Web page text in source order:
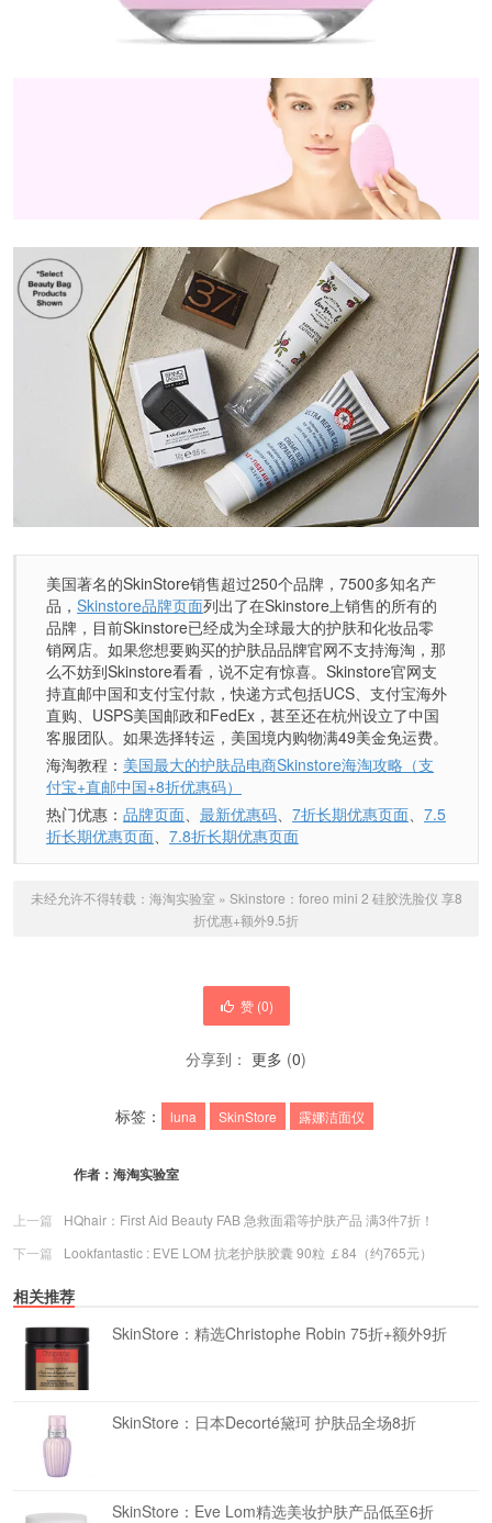
美国著名的SkinStore销售超过250个品牌，7500多知名产
品， Skinstore品牌页面列出了在Skinstore上销售的所有的
品牌，目前Skinstore已经成为全球最大的护肤和化妆品零
销网店。如果您想要购买的护肤品品牌官网不支持海淘，那
么不妨到Skinstore看看，说不定有惊喜。Skinstore官网支
持直邮中国和支付宝付款，快递方式包括UCS、支付宝海外
直购、USPS美国邮政和FedEx，甚至还在杭州设立了中国
客服团队。如果选择转运，美国境内购物满49美金免运费。
海淘教程： 美国最大的护肤品电商Skinstore海淘攻略（支
付宝+直邮中国+8折优惠码）
热门优惠： 品牌页面 最新优惠码 7折长期优惠页面
7.5
折长期优惠页面
7.8折长期优惠页面
未经允许不得转载： 海淘实验室 » Skinstore：foreo mini 2 硅胶洗脸仪 享8
折优惠+额外9.5折
赞 (0)
分享到： 更多 (0)
标签： luna SkinStore 露娜洁面仪
作者： 海淘实验室
上一篇
HQhair：First Aid Beauty FAB 急救面霜等护肤产品 满3件7折！
下一篇
Lookfantastic : EVE LOM 抗老护肤胶囊 90粒 ￡84（约765元）
相关推荐
SkinStore：精选Christophe Robin 75折+额外9折
SkinStore：日本Decorté黛珂 护肤品全场8折
SkinStore：Eve Lom精选美妆护肤产品低至6折